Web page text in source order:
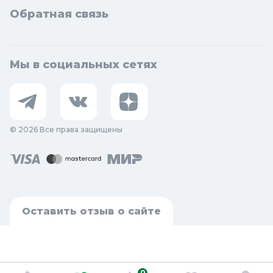
Обратная связь
Мы в социальных сетях
© 2026 Все права защищены
Оставить отзыв о сайте